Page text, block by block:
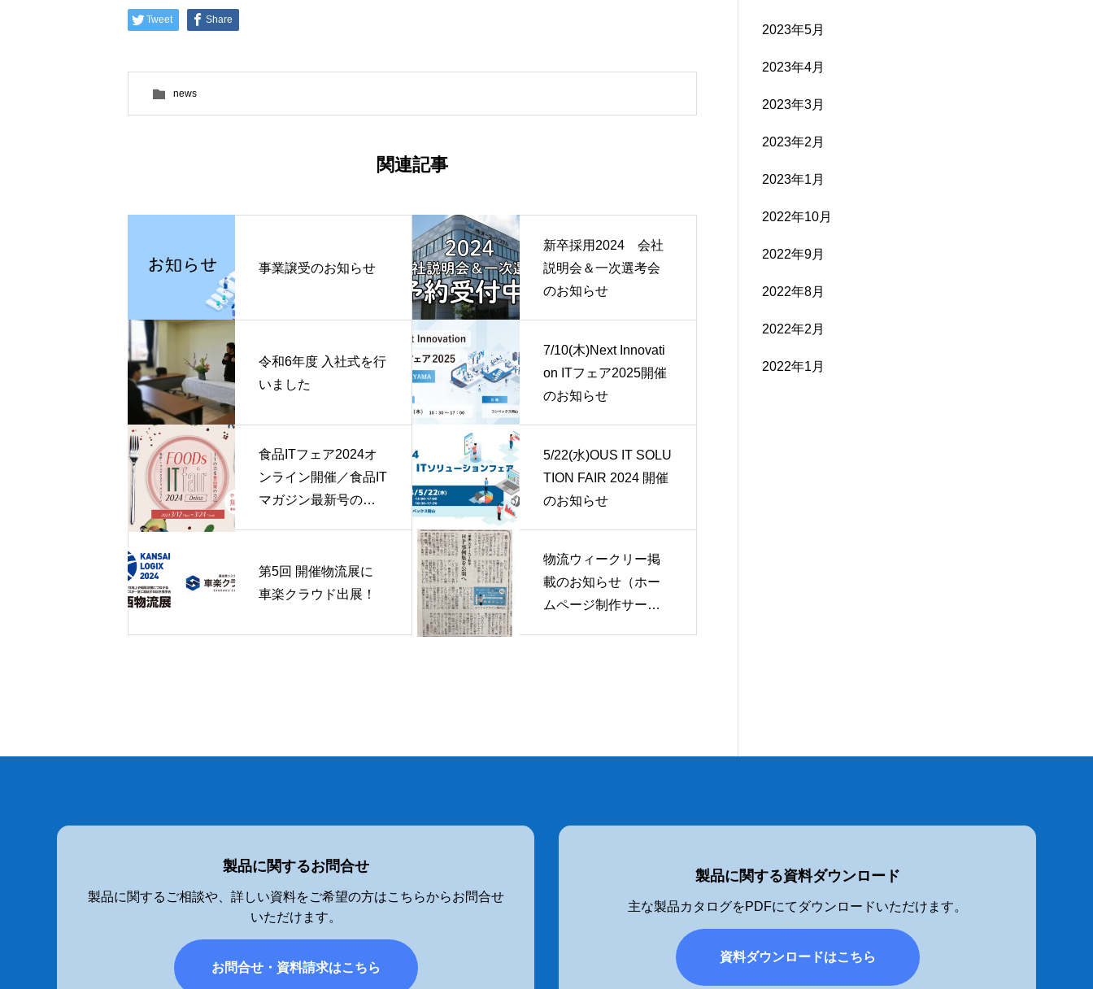
Tweet Share
news
関連記事
事業譲受のお知らせ
新卒採用2024 会社
説明会＆一次選考会
のお知らせ
令和6年度 入社式を行
いました
7/10(木)Next Innovati
on ITフェア2025開催
のお知らせ
食品ITフェア2024オ
ンライン開催／食品IT
マガジン最新号のご
5/22(水)OUS IT SOLU
TION FAIR 2024 開催
のお知らせ
第5回 開催物流展に
車楽クラウド出展！
物流ウィークリー掲
載のお知らせ（ホー
ムページ制作サービ
2023年5月
2023年4月
2023年3月
2023年2月
2023年1月
2022年10月
2022年9月
2022年8月
2022年2月
2022年1月
製品に関するお問合せ
製品に関するご相談や、詳しい資料をご希望の方はこちらからお問合せ
いただけます。
お問合せ・資料請求はこちら
製品に関する資料ダウンロード
主な製品カタログをPDFにてダウンロードいただけます。
資料ダウンロードはこちら